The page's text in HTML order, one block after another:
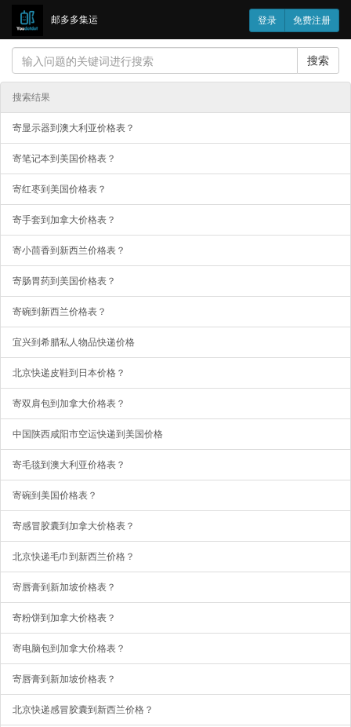
邮多多集运 登录 免费注册
搜索
搜索结果
寄显示器到澳大利亚价格表？
寄笔记本到美国价格表？
寄红枣到美国价格表？
寄手套到加拿大价格表？
寄小茴香到新西兰价格表？
寄肠胃药到美国价格表？
寄碗到新西兰价格表？
宜兴到希腊私人物品快递价格
北京快递皮鞋到日本价格？
寄双肩包到加拿大价格表？
中国陕西咸阳市空运快递到美国价格
寄毛毯到澳大利亚价格表？
寄碗到美国价格表？
寄感冒胶囊到加拿大价格表？
北京快递毛巾到新西兰价格？
寄唇膏到新加坡价格表？
寄粉饼到加拿大价格表？
寄电脑包到加拿大价格表？
寄唇膏到新加坡价格表？
北京快递感冒胶囊到新西兰价格？